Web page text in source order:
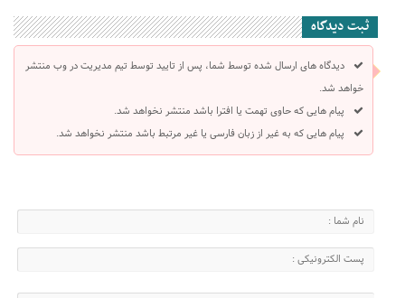
ثبت دیدگاه
دیدگاه های ارسال شده توسط شما، پس از تایید توسط تیم مدیریت در وب منتشر
خواهد شد.
پیام هایی که حاوی تهمت یا افترا باشد منتشر نخواهد شد.
پیام هایی که به غیر از زبان فارسی یا غیر مرتبط باشد منتشر نخواهد شد.